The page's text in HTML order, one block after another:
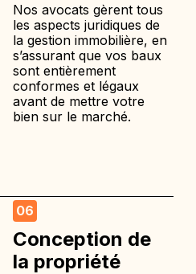
Nos avocats gèrent tous
les aspects juridiques de
la gestion immobilière, en
s’assurant que vos baux
sont entièrement
conformes et légaux
avant de mettre votre
bien sur le marché.
06
Conception de
la propriété